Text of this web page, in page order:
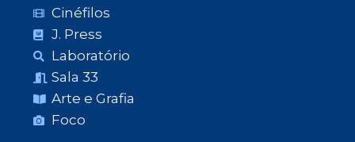
Cinéfilos
J. Press
Laboratório
Sala 33
Arte e Grafia
Foco